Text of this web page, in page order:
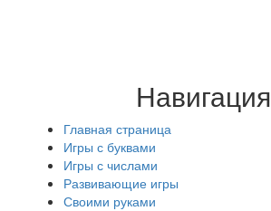
Навигация
Главная страница
Игры с буквами
Игры с числами
Развивающие игры
Своими руками